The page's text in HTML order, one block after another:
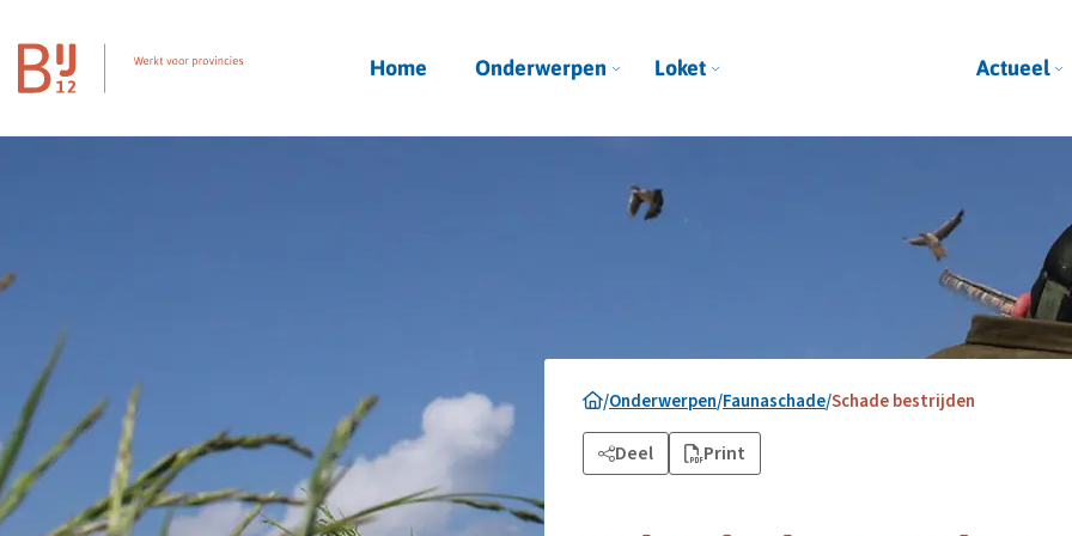
Homepagina
Home Onderwerpen Loket Actueel
/Onderwerpen/Faunaschade/Schade bestrijden
Deel Print